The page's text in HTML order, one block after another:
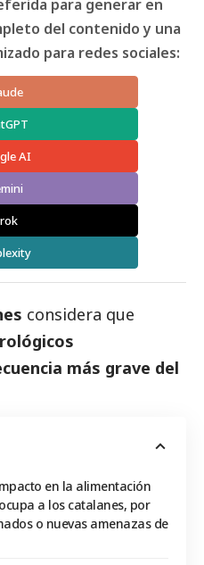
para generar en
del contenido y una
para redes sociales:
AI
considera que
más grave del
en la alimentación
a los catalanes, por
o nuevas amenazas de